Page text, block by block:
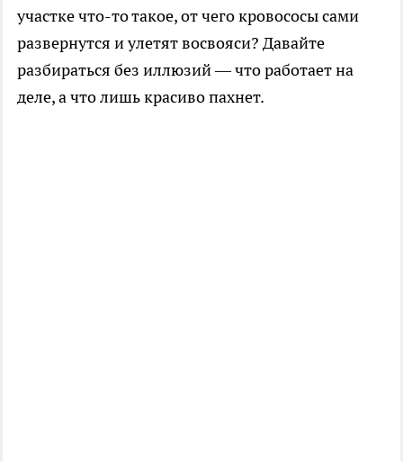
участке что-то такое, от чего кровососы сами
развернутся и улетят восвояси? Давайте
разбираться без иллюзий — что работает на
деле, а что лишь красиво пахнет.